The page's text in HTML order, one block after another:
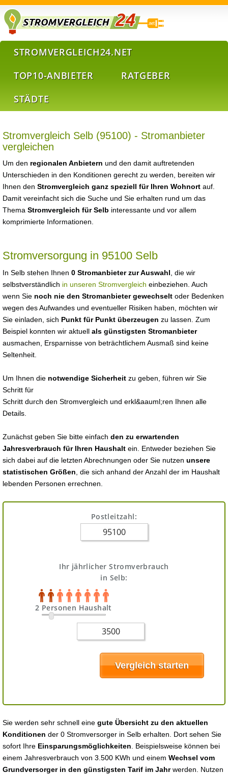
STROMVERGLEICH24.NET
TOP10-ANBIETER
RATGEBER
STÄDTE
Stromvergleich Selb (95100) - Stromanbieter
vergleichen
Um den regionalen Anbietern und den damit auftretenden
Unterschieden in den Konditionen gerecht zu werden, bereiten wir
Ihnen den Stromvergleich ganz speziell für Ihren Wohnort auf.
Damit vereinfacht sich die Suche und Sie erhalten rund um das
Thema Stromvergleich für Selb interessante und vor allem
komprimierte Informationen.
Stromversorgung in 95100 Selb
In Selb stehen Ihnen 0 Stromanbieter zur Auswahl , die wir
selbstverständlich in unseren Stromvergleich einbeziehen. Auch
wenn Sie noch nie den Stromanbieter gewechselt oder Bedenken
wegen des Aufwandes und eventueller Risiken haben, möchten wir
Sie einladen, sich Punkt für Punkt überzeugen zu lassen. Zum
Beispiel konnten wir aktuell als günstigsten Stromanbieter
ausmachen, Ersparnisse von beträchtlichem Ausmaß sind keine
Seltenheit.
Um Ihnen die notwendige Sicherheit zu geben, führen wir Sie
Schritt für
Schritt durch den Stromvergleich und erkl&aauml;ren Ihnen alle
Details.
Zunächst geben Sie bitte einfach den zu erwartenden
Jahresverbrauch für Ihren Haushalt ein. Entweder beziehen Sie
sich dabei auf die letzten Abrechnungen oder Sie nutzen unsere
statistischen Größen , die sich anhand der Anzahl der im Haushalt
lebenden Personen errechnen.
Postleitzahl:
Ihr jährlicher Stromverbrauch
in Selb:
2 Personen Haushalt
Sie werden sehr schnell eine gute Übersicht zu den aktuellen
Konditionen der 0 Stromversorger in Selb erhalten. Dort sehen Sie
sofort Ihre Einsparungsmöglichkeiten . Beispielsweise können bei
einem Jahresverbrauch von 3.500 KWh und einem Wechsel vom
Grundversorger in den günstigsten Tarif im Jahrwerden. Nutzen